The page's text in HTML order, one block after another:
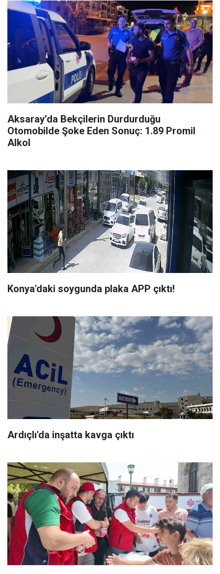
Aksaray’da Bekçilerin Durdurduğu
Otomobilde Şoke Eden Sonuç: 1.89 Promil
Alkol
Konya'daki soygunda plaka APP çıktı!
Ardıçlı'da inşatta kavga çıktı